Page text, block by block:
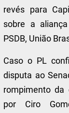
revés para
sobre a
PSDB, União
Caso o PL
disputa ao
rompimento da
por Ciro